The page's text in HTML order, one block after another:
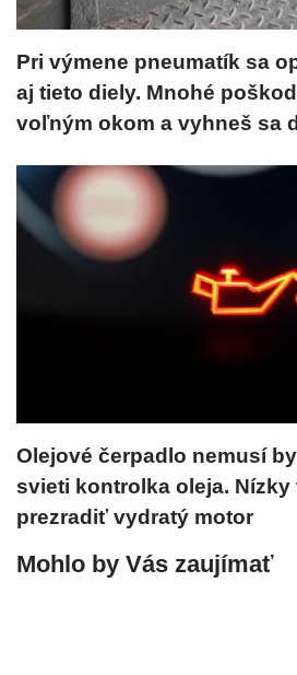
Pri výmene pneumatík sa
aj tieto diely. Mnohé
voľným okom a vyhneš sa
Olejové čerpadlo nemusí
svieti kontrolka oleja. Nízky
prezradiť vydratý motor
Mohlo by Vás zaujímať